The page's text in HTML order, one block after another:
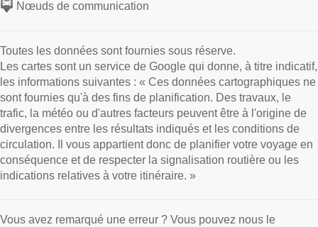
Nœuds de communication
Toutes les données sont fournies sous réserve.
Les cartes sont un service de Google qui donne, à titre indicatif,
les informations suivantes : « Ces données cartographiques ne
sont fournies qu'à des fins de planification. Des travaux, le
trafic, la météo ou d'autres facteurs peuvent être à l'origine de
divergences entre les résultats indiqués et les conditions de
circulation. Il vous appartient donc de planifier votre voyage en
conséquence et de respecter la signalisation routière ou les
indications relatives à votre itinéraire. »
Vous avez remarqué une erreur ? Vous pouvez nous le